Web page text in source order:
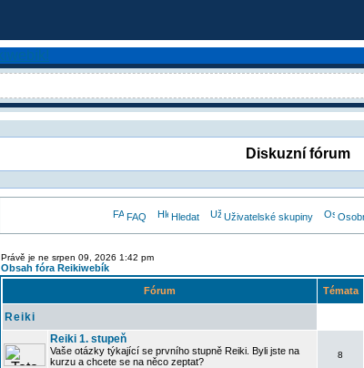
Diskuzní fórum
FAQ Hledat Uživatelské skupiny
Právě je ne srpen 09, 2026 1:42 pm
Obsah fóra Reikiwebík
Fórum Témata
Reiki
Reiki 1. stupeň
Vaše otázky týkající se prvního stupně Reiki. Byli jste na
kurzu a chcete se na něco zeptat?
8